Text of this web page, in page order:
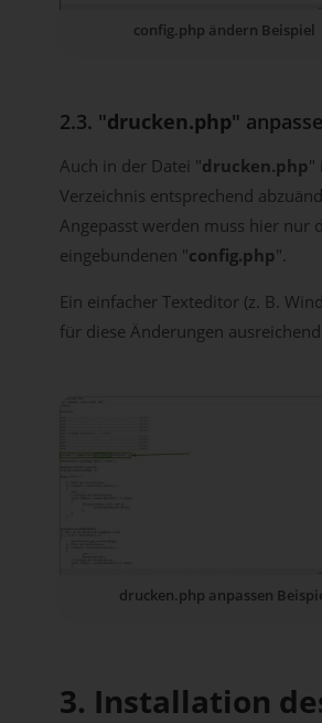
config.php ändern Beispiel
2.3. "drucken.php"
Auch in der Datei "drucken.php"
Verzeichnis entsprechend
Angepasst werden muss hier nur
eingebundenen "config.php".
Ein einfacher Texteditor (z. B.
für diese Änderungen ausreichend.
drucken.php anpassen
3. Installation